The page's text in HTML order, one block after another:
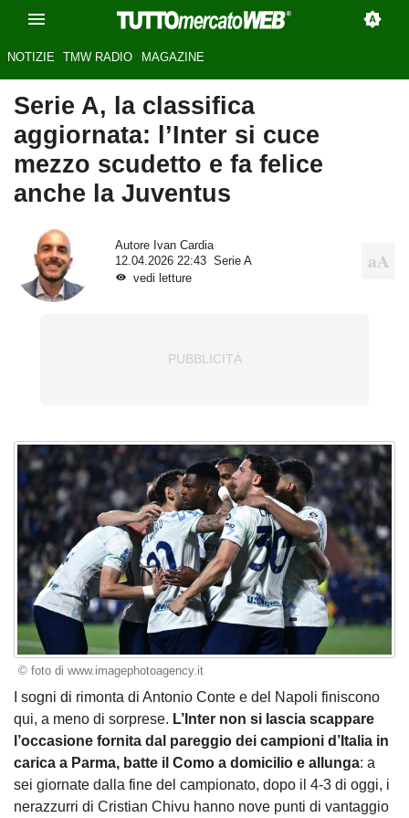
NOTIZIE TMW RADIO MAGAZINE
Serie A, la classifica
aggiornata: l’Inter si cuce
mezzo scudetto e fa felice
anche la Juventus
Autore Ivan Cardia
12.04.2026 22:43
Serie A
vedi letture
© foto di www.imagephotoagency.it
I sogni di rimonta di Antonio Conte e del Napoli finiscono
qui, a meno di sorprese. L’Inter non si lascia scappare
l’occasione fornita dal pareggio dei campioni d’Italia in
carica a Parma, batte il Como a domicilio e allunga: a
sei giornate dalla fine del campionato, dopo il 4-3 di oggi, i
nerazzurri di Cristian Chivu hanno nove punti di vantaggio